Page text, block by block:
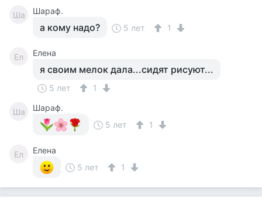
Ша Шараф.
а кому надо? 5 лет 1
Ел Елена
я своим мелок дала...сидят рисуют...
5 лет 1
Ша
Шараф.
5 лет
1
Ел
Елена
5 лет
1